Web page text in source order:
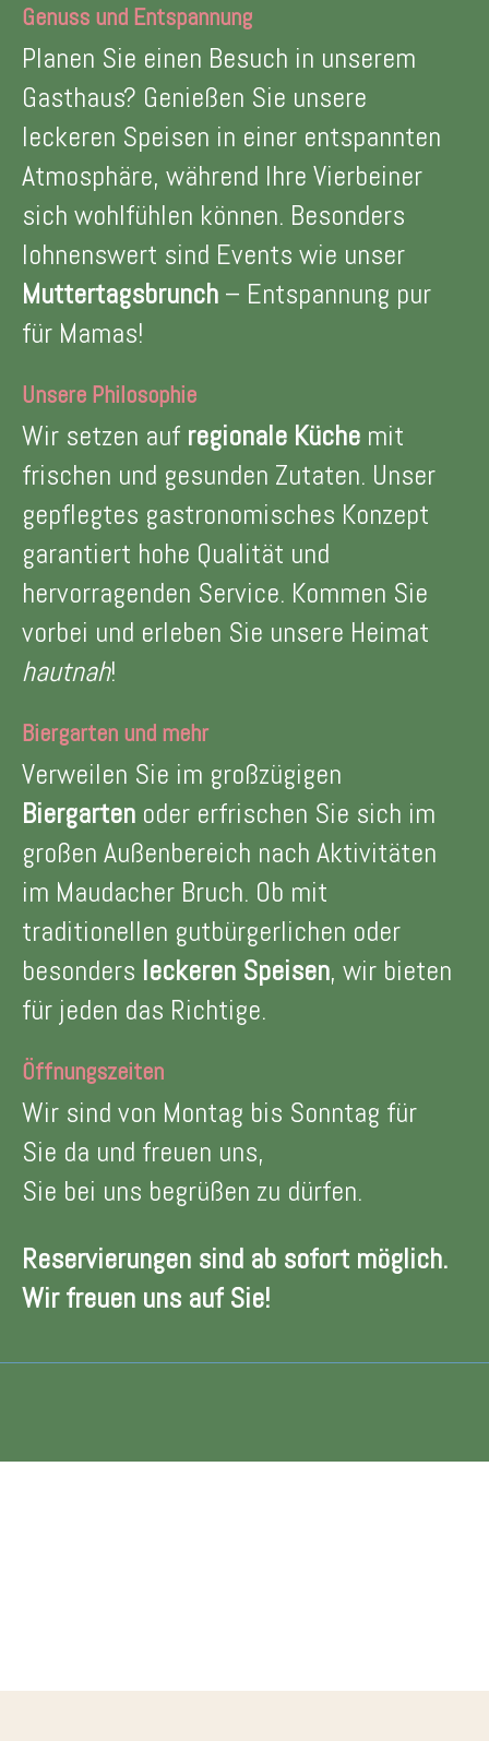
Genuss und Entspannung
Planen Sie einen Besuch in unserem
Gasthaus? Genießen Sie unsere
leckeren Speisen in einer entspannten
Atmosphäre, während Ihre Vierbeiner
sich wohlfühlen können. Besonders
lohnenswert sind Events wie unser
Muttertagsbrunch – Entspannung pur
für Mamas!
Unsere Philosophie
Wir setzen auf regionale Küche mit
frischen und gesunden Zutaten. Unser
gepflegtes gastronomisches Konzept
garantiert hohe Qualität und
hervorragenden Service. Kommen Sie
vorbei und erleben Sie unsere Heimat
hautnah!
Biergarten und mehr
Verweilen Sie im großzügigen
Biergarten oder erfrischen Sie sich im
großen Außenbereich nach Aktivitäten
im Maudacher Bruch. Ob mit
traditionellen gutbürgerlichen oder
besonders leckeren Speisen, wir bieten
für jeden das Richtige.
Öffnungszeiten
Wir sind von Montag bis Sonntag für
Sie da und freuen uns,
Sie bei uns begrüßen zu dürfen.
Reservierungen sind ab sofort möglich.
Wir freuen uns auf Sie!